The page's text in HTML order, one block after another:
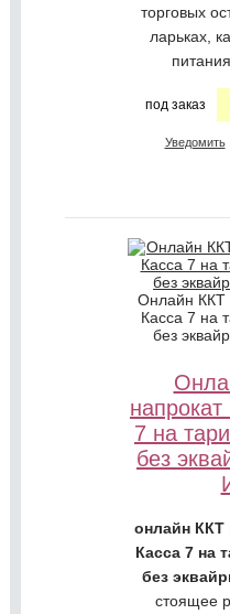
торговых
ларьках,
под заказ
Уведомить
Онлайн ККТ
Касса 7 на
без
7 на
без
онлайн ККТ
Касса 7 на
без
стоящее